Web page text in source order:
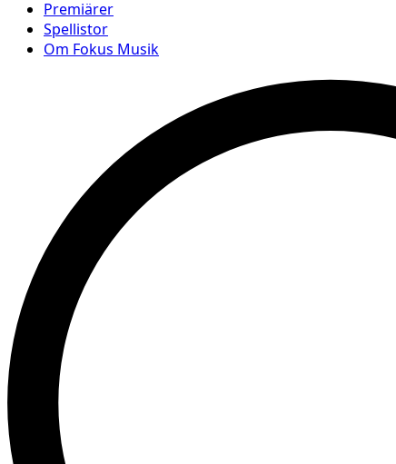
Premiärer
Spellistor
Om Fokus Musik